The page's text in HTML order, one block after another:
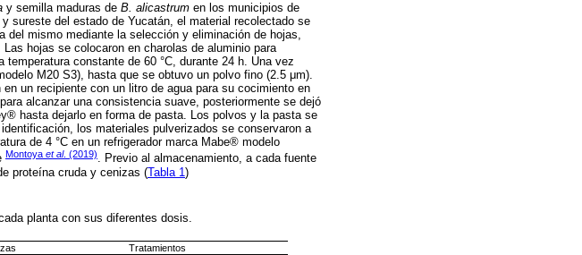
y semilla maduras de B. alicastrum en los municipios de
sureste del estado de Yucatán, el material recolectado se
del mismo mediante la selección y eliminación de hojas,
hojas se colocaron en charolas de aluminio para
constante de 60 °C, durante 24 h. Una vez
M20 S3), hasta que se obtuvo un polvo fino (2.5 μm).
un recipiente con un litro de agua para su cocimiento en
alcanzar una consistencia suave, posteriormente se dejó
hasta dejarlo en forma de pasta. Los polvos y la pasta se
los materiales pulverizados se conservaron a
de 4 °C en un refrigerador marca Mabe® modelo
Montoya et al. (2019). Previo al almacenamiento, a cada fuente
proteína cruda y cenizas (Tabla 1 )
planta con sus diferentes dosis.
Tratamientos